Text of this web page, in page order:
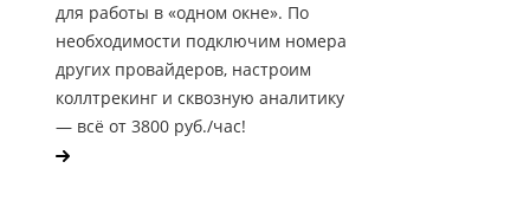
для работы в «одном окне». По
необходимости подключим номера
других провайдеров, настроим
коллтрекинг и сквозную аналитику
— всё от 3800 руб./час!